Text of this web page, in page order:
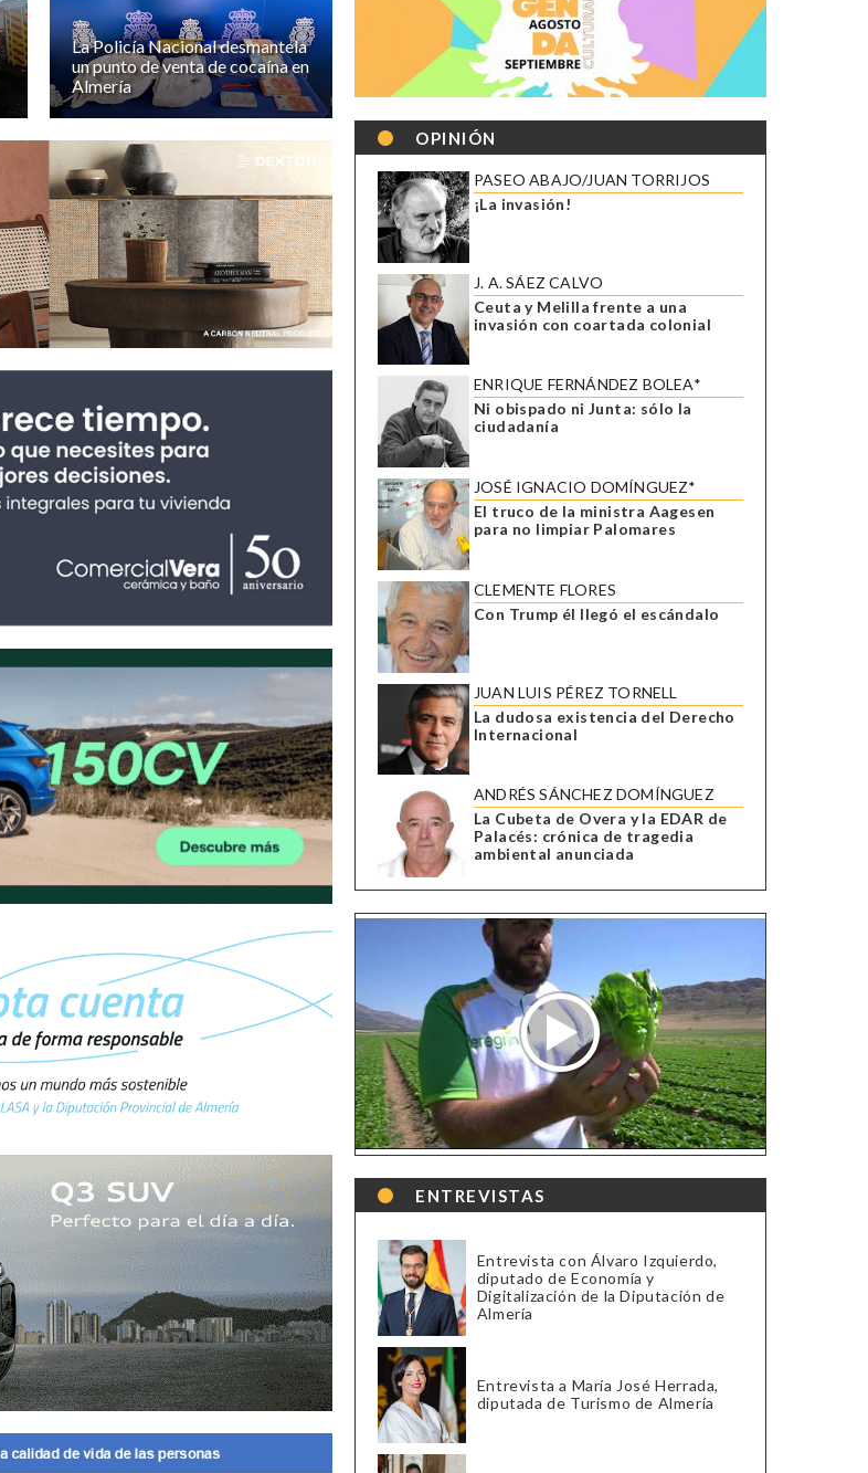
La Policía Nacional desmantela
un punto de venta de cocaína en
Almería
OPINIÓN
PASEO ABAJO/JUAN TORRIJOS
¡La invasión!
J. A. SÁEZ CALVO
Ceuta y Melilla frente a una
invasión con coartada colonial
ENRIQUE FERNÁNDEZ BOLEA*
Ni obispado ni Junta: sólo la
ciudadanía
JOSÉ IGNACIO DOMÍNGUEZ*
El truco de la ministra Aagesen
para no limpiar Palomares
CLEMENTE FLORES
Con Trump él llegó el escándalo
JUAN LUIS PÉREZ TORNELL
La dudosa existencia del Derecho
Internacional
ANDRÉS SÁNCHEZ DOMÍNGUEZ
La Cubeta de Overa y la EDAR de
Palacés: crónica de tragedia
ambiental anunciada
ENTREVISTAS
Entrevista con Álvaro Izquierdo,
diputado de Economía y
Digitalización de la Diputación de
Almería
Entrevista a María José Herrada,
diputada de Turismo de Almería